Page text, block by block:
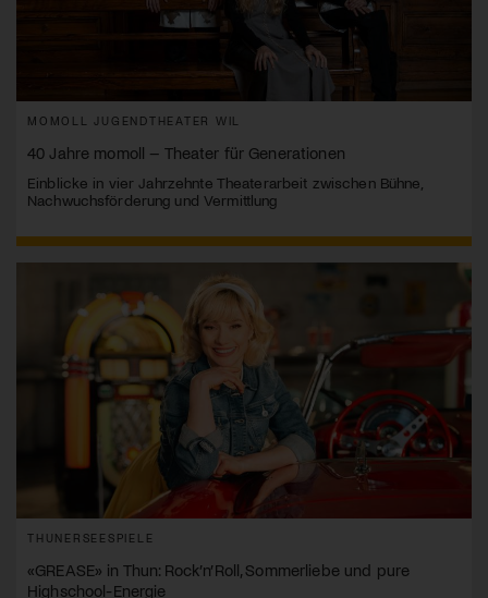
MOMOLL JUGENDTHEATER WIL
40 Jahre momoll – Theater für Generationen
Einblicke in vier Jahrzehnte Theaterarbeit zwischen Bühne,
Nachwuchsförderung und Vermittlung
THUNERSEESPIELE
«GREASE» in Thun: Rock’n’Roll, Sommerliebe und pure
Highschool-Energie